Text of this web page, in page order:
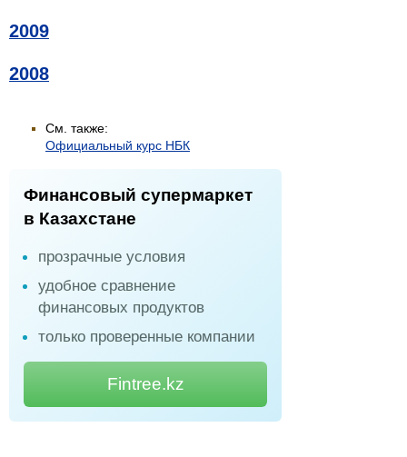
2009
2008
См. также:
Официальный курс НБК
Финансовый супермаркет
в Казахстане
прозрачные условия
удобное сравнение
финансовых продуктов
только проверенные компании
Fintree.kz